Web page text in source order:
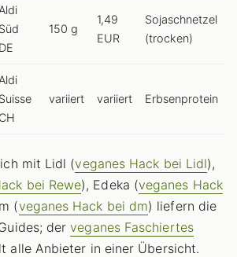
Aldi
Süd
DE
150 g
1,49
EUR
Sojaschnetzel
(trocken)
Aldi
Suisse
CH
variiert variiert Erbsenprotein
mit Lidl (veganes Hack bei Lidl),
bei Rewe), Edeka (veganes Hack
(veganes Hack bei dm) liefern die
derveganes Faschiertes
alle Anbieter in einer Übersicht.